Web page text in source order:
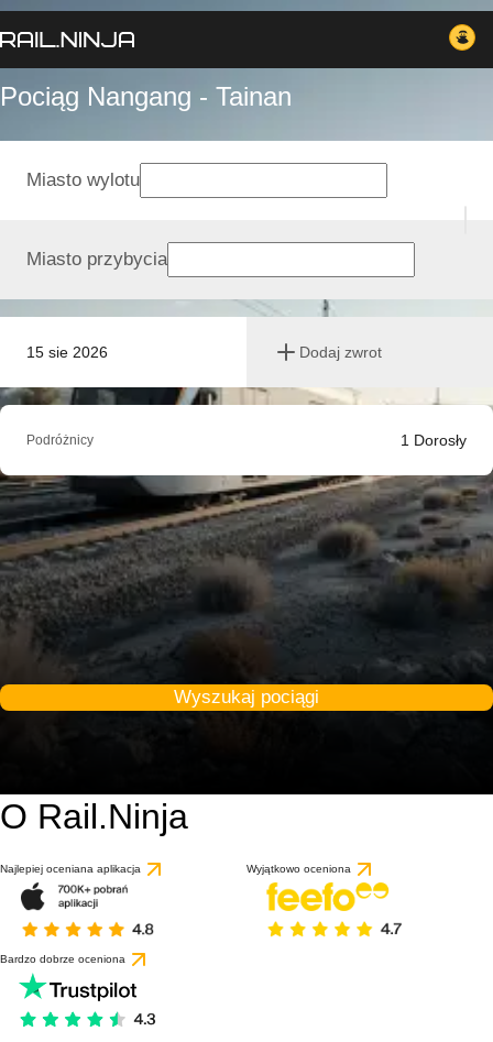
Pociąg Nangang - Tainan
15 sie 2026 Dodaj zwrot
Miasto wylotu
Miasto przybycia
Podróżnicy 1 Dorosły
Wyszukaj pociągi
O Rail.Ninja
Najlepiej oceniana aplikacja Wyjątkowo oceniona
Bardzo dobrze oceniona